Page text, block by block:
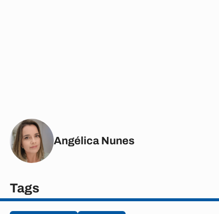
Angélica Nunes
Tags